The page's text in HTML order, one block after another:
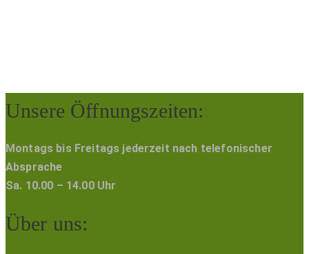
Unsere Öffnungszeiten:
Montags bis Freitags jederzeit nach telefonischer
Absprache
Sa. 10.00 – 14.00 Uhr
Über uns: